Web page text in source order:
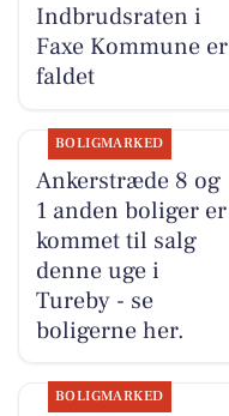
Indbrudsraten i
Faxe Kommune er
faldet
BOLIGMARKED
Ankerstræde 8 og
1 anden boliger er
kommet til salg
denne uge i
Tureby - se
boligerne her.
BOLIGMARKED